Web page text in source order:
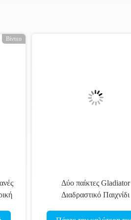
Βίντεο
Δύο παίκτες Gladiator
Διαδραστικό Παιχνίδι
Παιχνίδια Πνευματώδης